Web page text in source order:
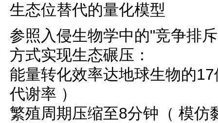
生态位替代的量化模型
参照入侵生物学中的"竞争排
方式实现生态碾压：
能量转化效率达地球生物的
代谢率 ）
繁殖周期压缩至8分钟（ 模仿